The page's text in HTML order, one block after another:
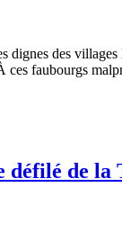
des
faubourgs
de la